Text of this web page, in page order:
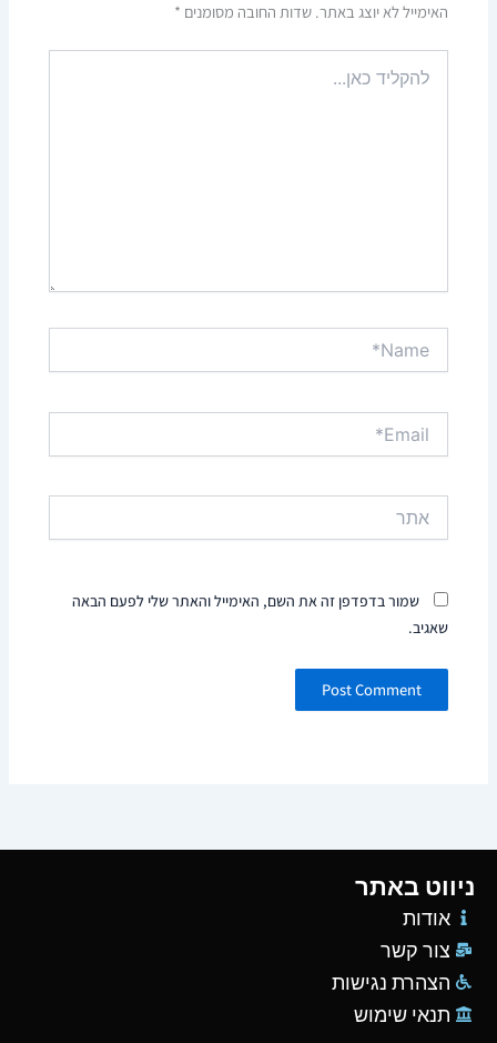
האימייל לא יוצג באתר. שדות החובה מסומנים *
כאן...
שמור בדפדפן זה את השם, האימייל והאתר שלי לפעם הבאה
שאגיב.
ניווט באתר
אודות
צור קשר
הצהרת נגישות
תנאי שימוש